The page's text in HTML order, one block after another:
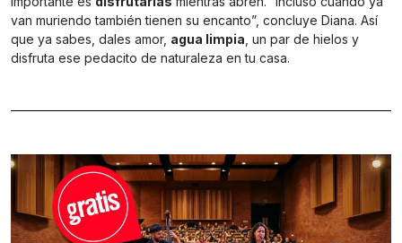
van muriendo también tienen su encanto”, concluye Diana. Así
que ya sabes, dales amor, agua limpia, un par de hielos y
disfruta ese pedacito de naturaleza en tu casa.